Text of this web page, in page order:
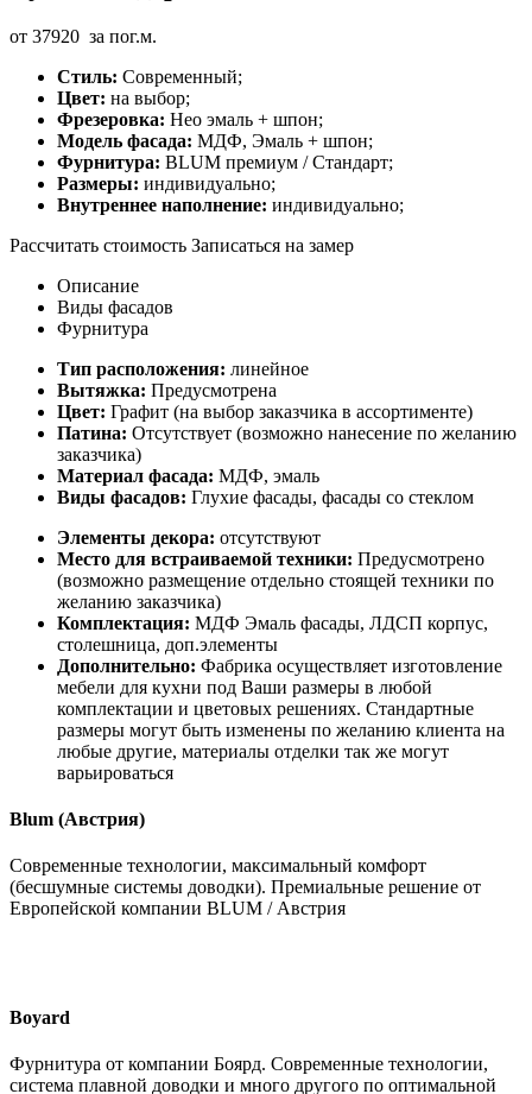
от 37920 за пог.м.
Стиль: Современный;
Цвет: на выбор;
Фрезеровка: Нео эмаль + шпон;
Модель фасада: МДФ, Эмаль + шпон;
Фурнитура: BLUM премиум / Стандарт;
Размеры: индивидуально;
Внутреннее наполнение: индивидуально;
Рассчитать стоимость Записаться на замер
Описание
Виды фасадов
Фурнитура
Тип расположения: линейное
Вытяжка: Предусмотрена
Цвет: Графит (на выбор заказчика в ассортименте)
Патина: Отсутствует (возможно нанесение по желанию
заказчика)
Материал фасада: МДФ, эмаль
Виды фасадов: Глухие фасады, фасады со стеклом
Элементы декора: отсутствуют
Место для встраиваемой техники: Предусмотрено
(возможно размещение отдельно стоящей техники по
желанию заказчика)
Комплектация: МДФ Эмаль фасады, ЛДСП корпус,
столешница, доп.элементы
Дополнительно: Фабрика осуществляет изготовление
мебели для кухни под Ваши размеры в любой
комплектации и цветовых решениях. Стандартные
размеры могут быть изменены по желанию клиента на
любые другие, материалы отделки так же могут
варьироваться
Blum (Австрия)
Современные технологии, максимальный комфорт
(бесшумные системы доводки). Премиальные решение от
Европейской компании BLUM / Австрия
Boyard
Фурнитура от компании Боярд. Современные технологии,
система плавной доводки и много другого по оптимальной